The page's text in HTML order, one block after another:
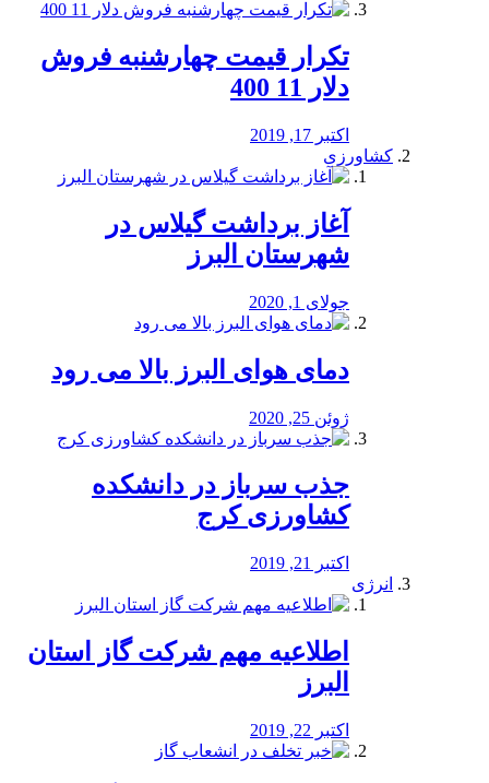
تکرار قیمت چهارشنبه فروش
دلار 11 400
اکتبر 17, 2019
کشاورزی
آغاز برداشت گیلاس در
شهرستان البرز
جولای 1, 2020
دمای هوای البرز بالا می رود
ژوئن 25, 2020
جذب سرباز در دانشکده
کشاورزی کرج
اکتبر 21, 2019
انرژی
️اطلاعیه مهم شرکت گاز استان
البرز
اکتبر 22, 2019